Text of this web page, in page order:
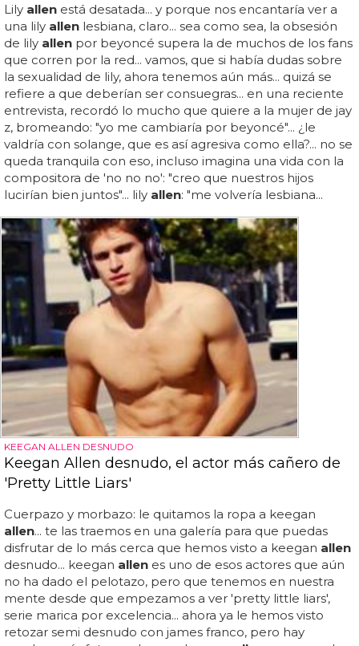
Lily allen está desatada... y porque nos encantaría ver a
una lily allen lesbiana, claro... sea como sea, la obsesión
de lily allen por beyoncé supera la de muchos de los fans
que corren por la red... vamos, que si había dudas sobre
la sexualidad de lily, ahora tenemos aún más... quizá se
refiere a que deberían ser consuegras... en una reciente
entrevista, recordó lo mucho que quiere a la mujer de jay
z, bromeando: "yo me cambiaría por beyoncé"... ¿le
valdría con solange, que es así agresiva como ella?... no se
queda tranquila con eso, incluso imagina una vida con la
compositora de 'no no no': "creo que nuestros hijos
lucirían bien juntos"... lily allen: "me volvería lesbiana...
KEEGAN ALLEN DESNUDO
Keegan Allen desnudo, el actor más cañero de
'Pretty Little Liars'
Cuerpazo y morbazo: le quitamos la ropa a keegan
allen... te las traemos en una galería para que puedas
disfrutar de lo más cerca que hemos visto a keegan allen
desnudo... keegan allen es uno de esos actores que aún
no ha dado el pelotazo, pero que tenemos en nuestra
mente desde que empezamos a ver 'pretty little liars',
serie marica por excelencia... ahora ya le hemos visto
retozar semi desnudo con james franco, pero hay